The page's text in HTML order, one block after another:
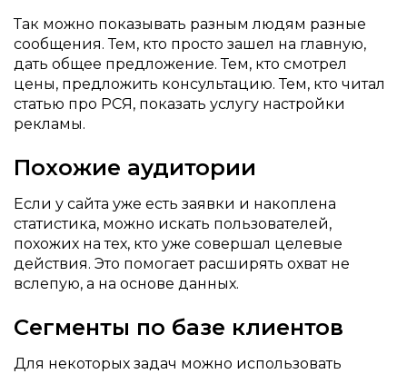
Так можно показывать разным людям разные
сообщения. Тем, кто просто зашел на главную,
дать общее предложение. Тем, кто смотрел
цены, предложить консультацию. Тем, кто читал
статью про РСЯ, показать услугу настройки
рекламы.
Похожие аудитории
Если у сайта уже есть заявки и накоплена
статистика, можно искать пользователей,
похожих на тех, кто уже совершал целевые
действия. Это помогает расширять охват не
вслепую, а на основе данных.
Сегменты по базе клиентов
Для некоторых задач можно использовать